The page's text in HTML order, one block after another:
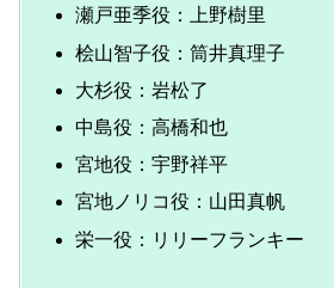
瀬戸亜季役：上野樹里
桧山智子役：筒井真理子
大杉役：岩松了
中島役：高橋和也
宮地役：宇野祥平
宮地ノリコ役：山田真帆
栄一役：リリーフランキー